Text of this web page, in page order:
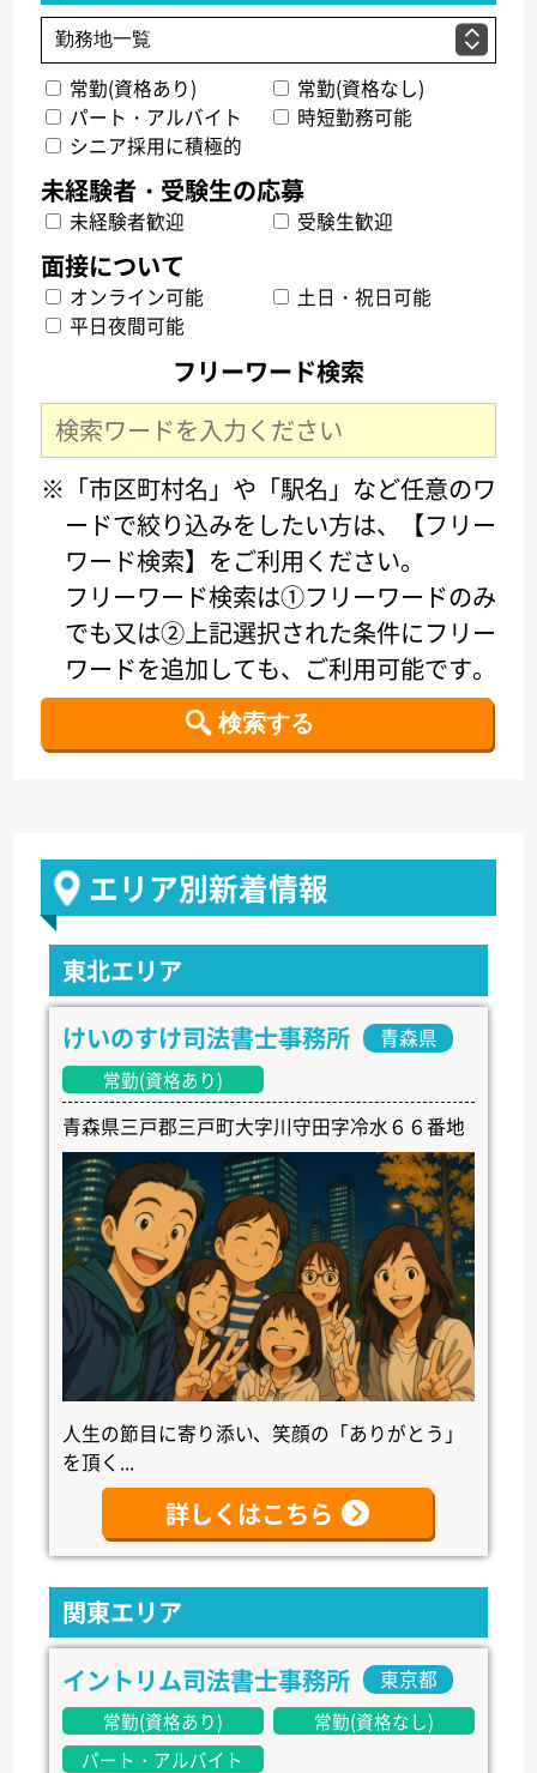
常勤(資格あり)
常勤(資格なし)
パート・アルバイト
時短勤務可能
シニア採用に積極的
未経験者歓迎 受験生歓迎
オンライン可能
土日・祝日可能
平日夜間可能
フリーワード検索
※「市区町村名」や「駅名」など任意のワ
ードで絞り込みをしたい方は、【フリー
ワード検索】をご利用ください。
フリーワード検索は①フリーワードのみ
でも又は②上記選択された条件にフリー
ワードを追加しても、ご利用可能です。
エリア別新着情報
東北エリア
けいのすけ司法書士事務所
青森県
常勤(資格あり)
青森県三戸郡三戸町大字川守田字冷水６６番地
人生の節目に寄り添い、笑顔の「ありがとう」
を頂く...
詳しくはこちら
関東エリア
イントリム司法書士事務所
東京都
常勤(資格あり)
常勤(資格なし)
パート・アルバイト